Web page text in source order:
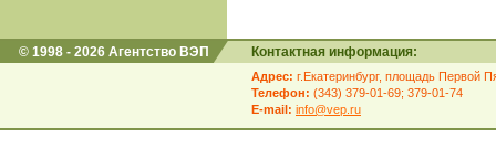
© 1998 - 2026 Агентство ВЭП Контактная информация:
Адрес: г.Екатеринбург, площадь Первой
Телефон: (343) 379-01-69; 379-01-74
E-mail: info@vep.ru